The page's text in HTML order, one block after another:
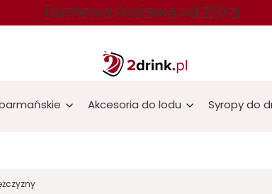
Darmowa dostawa od 250 zł
Akcesoria do lodu Syropy do